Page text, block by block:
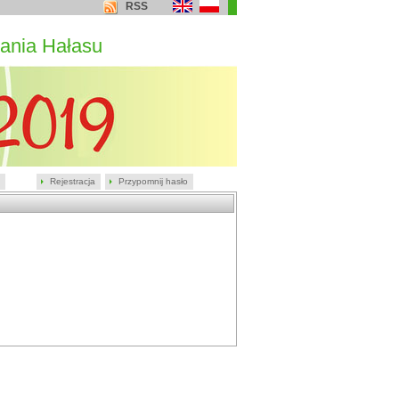
Rejestracja Przypomnij hasło
RSS
Hałasu